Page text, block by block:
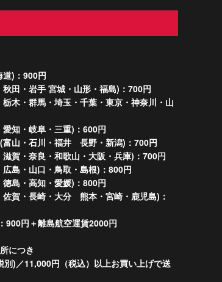
道)：900円
田・岩手 宮城・山形・福島)：700円
木・群馬・埼玉・千葉・東京・神奈川・山
知・岐阜・三重)：600円
富山・石川・福井 長野・新潟)：700円
賀・奈良・和歌山・大阪・兵庫)：700円
島・山口・鳥取・島根)：800円
徳島・高知・愛媛)：800円
佐賀・長崎・大分 熊本・宮崎・鹿児島)：
900円＋離島航空運賃2000円
につき
別)／11,000円（税込）以上お買い上げで送